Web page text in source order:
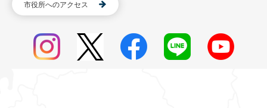
市役所へのアクセス